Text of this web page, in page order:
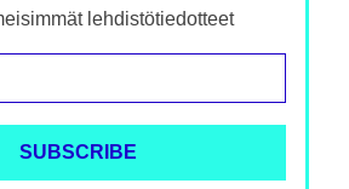
lehdistötiedotteet